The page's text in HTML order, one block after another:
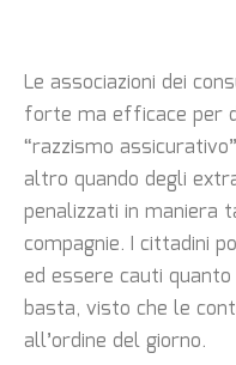
Le associazioni dei
forte ma efficace per
“razzismo
altro quando degli
penalizzati in maniera
compagnie. I cittadini
ed essere cauti
basta, visto che le
all’ordine del giorno.